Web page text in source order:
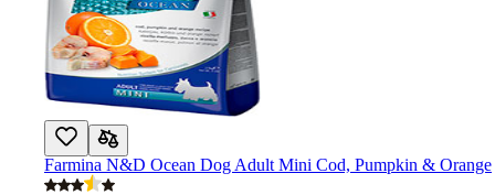
Farmina N&D Ocean Dog Adult Mini Cod, Pumpkin & Orange